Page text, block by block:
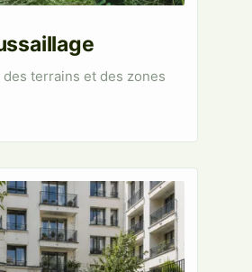
des terrains et des zones